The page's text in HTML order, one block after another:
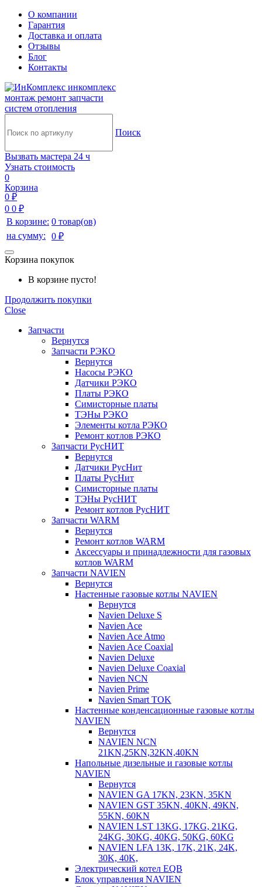
О компании
Гарантия
Доставка и оплата
Отзывы
Блог
Контакты
инкомплекс
монтаж ремонт запчасти
систем отопления
Поиск
Вызвать мастера 24 ч
Узнать стоимость
0
Корзина
0 ₽
0 0 ₽
В корзине: 0 товар(ов)
на сумму:
0 ₽
Корзина покупок
В корзине пусто!
Продолжить покупки
Close
Запчасти
Вернутся
Запчасти РЭКО
Вернутся
Насосы РЭКО
Датчики РЭКО
Платы РЭКО
Симисторные платы
ТЭНы РЭКО
Элементы котла РЭКО
Ремонт котлов РЭКО
Запчасти РусНИТ
Вернутся
Датчики РусНит
Платы РусНит
Симисторные платы
ТЭНы РусНИТ
Ремонт котлов РусНИТ
Запчасти WARM
Вернутся
Ремонт котлов WARM
Аксессуары и принадлежности для газовых
котлов WARM
Запчасти NAVIEN
Вернутся
Настенные газовые котлы NAVIEN
Вернутся
Navien Deluxe S
Navien Ace
Navien Ace Atmo
Navien Ace Coaxial
Navien Deluxe
Navien Deluxe Coaxial
Navien NCN
Navien Prime
Navien Smart TOK
Настенные конденсационные газовые котлы
NAVIEN
Вернутся
NAVIEN NCN
21KN,25KN,32KN,40KN
Напольные дизельные и газовые котлы
NAVIEN
Вернутся
NAVIEN GA 17KN, 23KN, 35KN
NAVIEN GST 35KN, 40KN, 49KN,
55KN, 60KN
NAVIEN LST 13KG, 17KG, 21KG,
24KG, 30KG, 40KG, 50KG, 60KG
NAVIEN LFA 13K, 17K, 21K, 24K,
30K, 40K,
Электрический котел EQB
Блок управления NAVIEN